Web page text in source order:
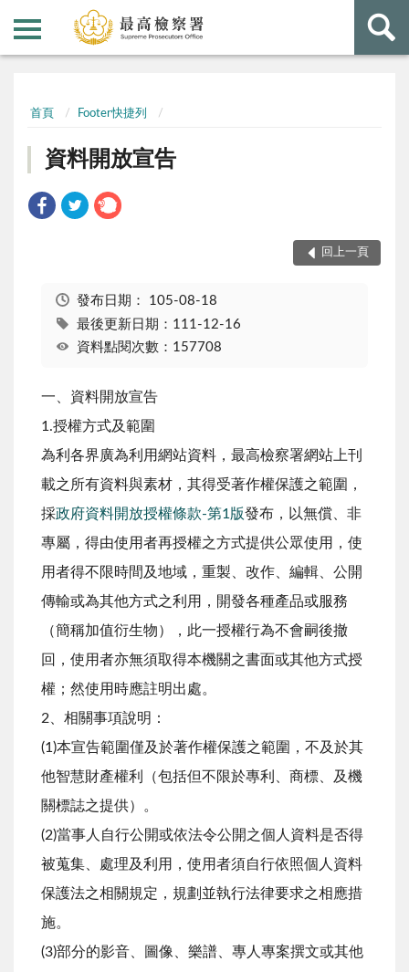
首頁 Footer快捷列
資料開放宣告
回上一頁
發布日期： 105-08-18
最後更新日期：111-12-16
資料點閱次數：157708
一、資料開放宣告
1.授權方式及範圍
為利各界廣為利用網站資料，最高檢察署網站上刊
載之所有資料與素材，其得受著作權保護之範圍，
採政府資料開放授權條款-第1版發布，以無償、非
專屬，得由使用者再授權之方式提供公眾使用，使
用者得不限時間及地域，重製、改作、編輯、公開
傳輸或為其他方式之利用，開發各種產品或服務
（簡稱加值衍生物），此一授權行為不會嗣後撤
回，使用者亦無須取得本機關之書面或其他方式授
權；然使用時應註明出處。
2、相關事項說明：
(1)本宣告範圍僅及於著作權保護之範圍，不及於其
他智慧財產權利（包括但不限於專利、商標、及機
關標誌之提供）。
(2)當事人自行公開或依法令公開之個人資料是否得
被蒐集、處理及利用，使用者須自行依照個人資料
保護法之相關規定，規劃並執行法律要求之相應措
施。
(3)部分的影音、圖像、樂譜、專人專案撰文或其他